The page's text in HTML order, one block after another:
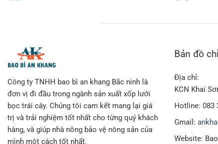
khoẻ người tiêu dùng.
Vỏ xốp bọc dưa lưới thường có kích cỡ 8*18 cm, 8*
Công ty TNHH bao bì an khang Bắc ninh là
đơn vị đi đầu trong ngành sản xuất xốp lưới
bọc trái cây. Chúng tôi cam kết mang lại giá
trị và trải nghiệm tốt nhất cho từng quý khách
hàng, và giúp nhà nông bảo vệ nông sản của
mình một cách tốt nhất.
Bản đồ
Địa chỉ:
KCN Khai
Hotline: 083
Gmail:
Website: